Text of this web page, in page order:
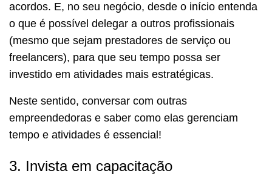
acordos. E, no seu negócio, desde o início entenda
o que é possível delegar a outros profissionais
(mesmo que sejam prestadores de serviço ou
freelancers), para que seu tempo possa ser
investido em atividades mais estratégicas.
Neste sentido, conversar com outras
empreendedoras e saber como elas gerenciam
tempo e atividades é essencial!
3. Invista em capacitação